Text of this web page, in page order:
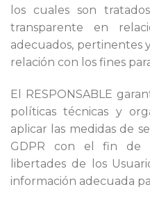
los cuales son
transparente en
adecuados, pertinentes
relación con los fines
El RESPONSABLE
políticas técnicas y
aplicar las medidas de
GDPR con el fin de
libertades de los
información adecuada